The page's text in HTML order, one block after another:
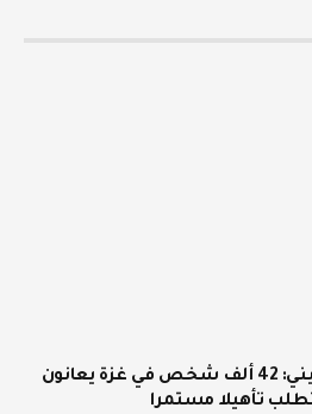
الإحصاء الفلسطيني: 42 ألف شخص في غزة يعانون
تأهيلا مستمرا